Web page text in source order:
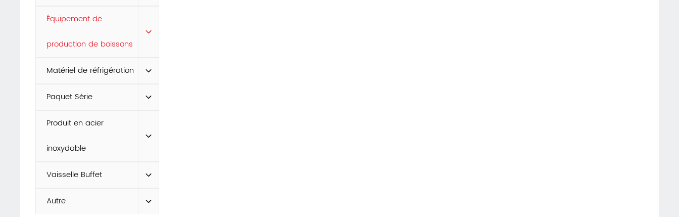
Équipement de
production de boissons
Matériel de réfrigération
Paquet Série
Produit en acier
inoxydable
Vaisselle Buffet
Autre